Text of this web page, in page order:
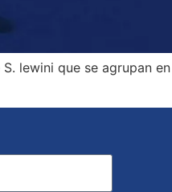
lewini que se agrupan